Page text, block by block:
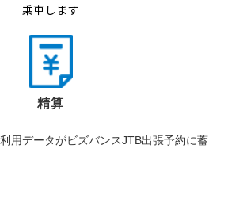
乗車します
精算
用データがビズバンスJTB出張予約に蓄